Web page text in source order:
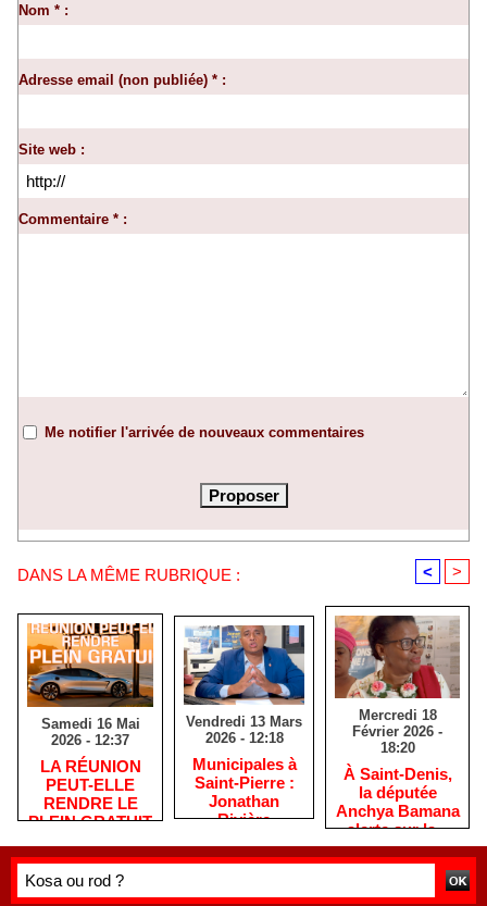
Nom * :
Adresse email (non publiée) * :
Site web :
Commentaire * :
Me notifier l'arrivée de nouveaux commentaires
DANS LA MÊME RUBRIQUE : < >
Samedi 16 Mai
2026 - 12:37
​LA RÉUNION
PEUT-ELLE
RENDRE LE
PLEIN GRATUIT
Vendredi 13 Mars
2026 - 12:18
​Municipales à
Saint-Pierre :
Jonathan
Rivière
habitants après
de terrain
Mercredi 18
Février 2026 -
18:20
​À Saint-Denis,
la députée
Anchya Bamana
alerte sur la «
double peine »
vécue par